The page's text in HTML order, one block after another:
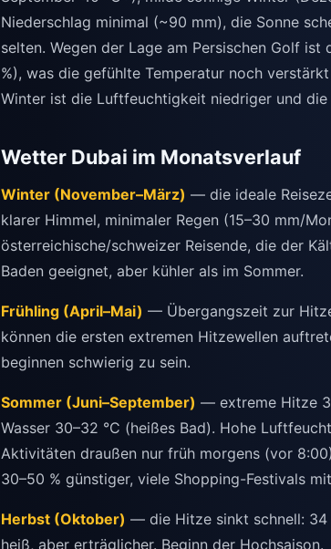
Niederschlag minimal (~90 mm), die Sonne
selten. Wegen der Lage am Persischen Golf
%), was die gefühlte Temperatur noch
Winter ist die Luftfeuchtigkeit niedriger und die
Wetter Dubai im Monatsverlauf
Winter (November–März) — die ideale
klarer Himmel, minimaler Regen (15–30 mm/
österreichische/schweizer Reisende, die der
Baden geeignet, aber kühler als im Sommer.
Frühling (April–Mai) — Übergangszeit zur
können die ersten extremen Hitzewellen
beginnen schwierig zu sein.
Sommer (Juni–September) — extreme Hitze
Wasser 30–32 °C (heißes Bad). Hohe
Aktivitäten draußen nur früh morgens (vor
30–50 % günstiger, viele Shopping-Festivals
Herbst (Oktober) — die Hitze sinkt schnell: 34
heiß, aber erträglicher. Beginn der Hochsaison.